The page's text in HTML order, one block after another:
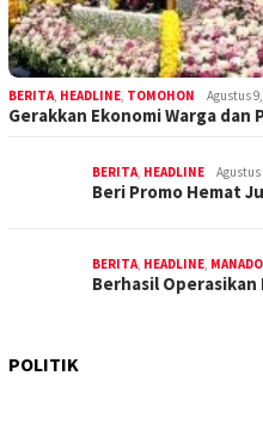
BERITA HEADLINE TOMOHON Agustus
Gerakkan Ekonomi Warga dan
BERITA HEADLINE Agustus
Beri Promo Hemat
BERITA HEADLINE MANADO
Berhasil
POLITIK